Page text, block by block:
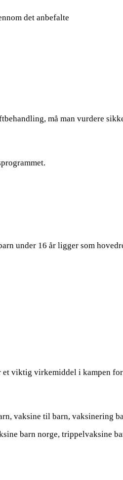
det anbefalte
må man vurdere
under 16 år ligger som
et viktig virkemiddel i kampen
vaksine til barn, vaksinering
barn norge, trippelvaksine